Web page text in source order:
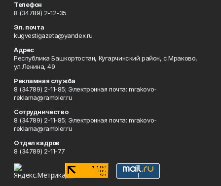
Телефон
8 (34789) 2-12-35
Эл. почта
kugvestigazeta@yandex.ru
Адрес
Республика Башкортостан, Кугарчинский район, с.Мраково,
ул.Ленина, 49
Рекламная служба
8 (34789) 2-11-85; Электронная почта: mrakovo-
reklama@rambler.ru
Сотрудничество
8 (34789) 2-11-85; Электронная почта: mrakovo-
reklama@rambler.ru
Отдел кадров
8 (34789) 2-11-77